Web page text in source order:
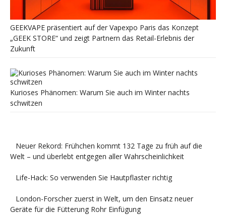
GEEKVAPE präsentiert auf der Vapexpo Paris das Konzept
„GEEK STORE“ und zeigt Partnern das Retail-Erlebnis der
Zukunft
Kurioses Phänomen: Warum Sie auch im Winter nachts
schwitzen
Neuer Rekord: Frühchen kommt 132 Tage zu früh auf die
Welt – und überlebt entgegen aller Wahrscheinlichkeit
Life-Hack: So verwenden Sie Hautpflaster richtig
London-Forscher zuerst in Welt, um den Einsatz neuer
Geräte für die Fütterung Rohr Einfügung